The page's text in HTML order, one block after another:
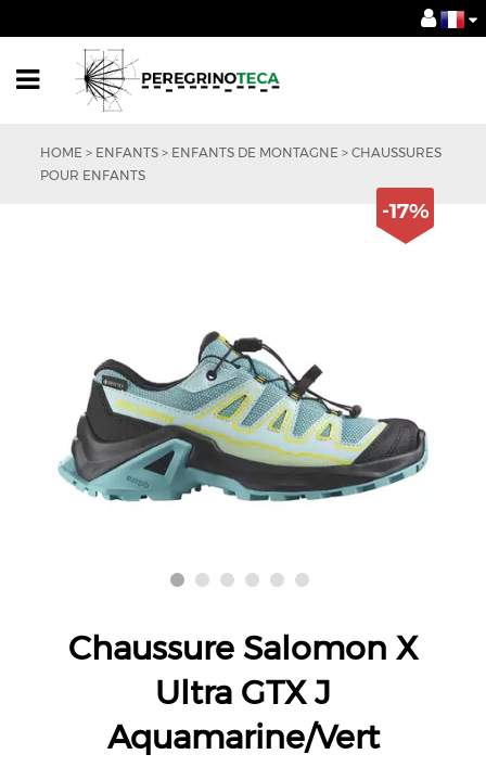
HOME > ENFANTS > ENFANTS DE MONTAGNE > CHAUSSURES
POUR ENFANTS
-17%
Chaussure Salomon X
Ultra GTX J
Aquamarine/Vert